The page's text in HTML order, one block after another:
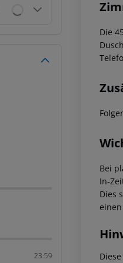
23:59
Die
Bei
In-
Dies